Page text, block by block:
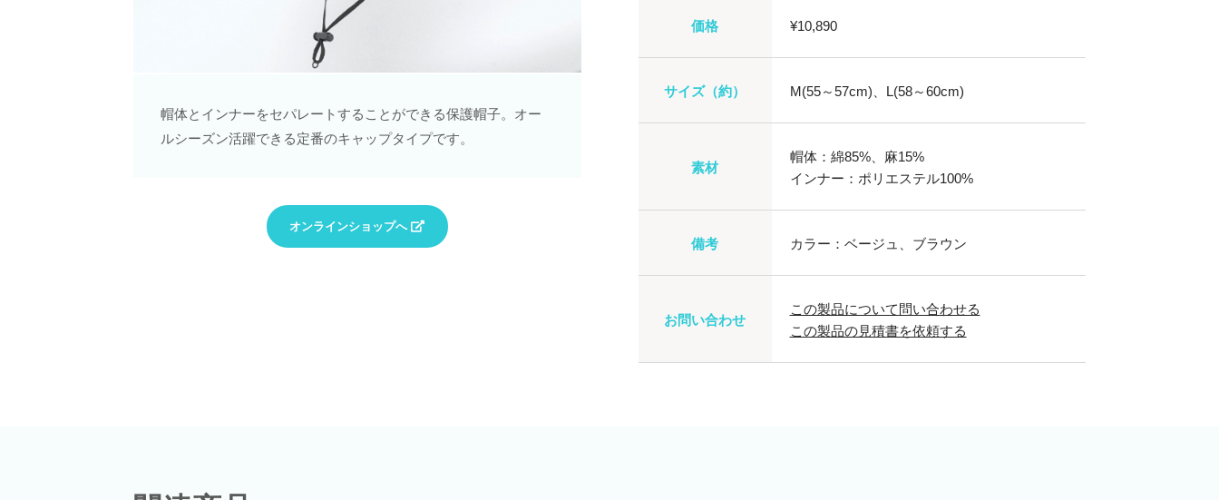
帽体とインナーをセパレートすることができる保護帽子。オー
ルシーズン活躍できる定番のキャップタイプです。
オンラインショップへ
価格 ¥10,890
サイズ（約） M(55～57cm)、L(58～60cm)
素材
帽体：綿85%、麻15%
インナー：ポリエステル100%
備考 カラー：ベージュ、ブラウン
お問い合わせ
この製品について問い合わせる
この製品の見積書を依頼する